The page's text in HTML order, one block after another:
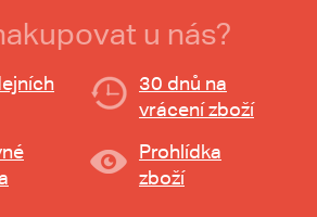
u nás?
30 dnů na
vrácení zboží
Prohlídka
zboží